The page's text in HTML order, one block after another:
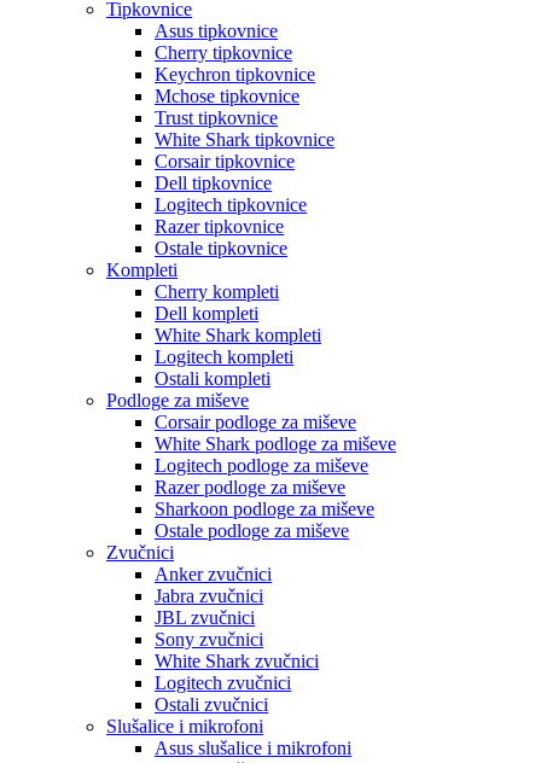
Tipkovnice
Asus tipkovnice
Cherry tipkovnice
Keychron tipkovnice
Mchose tipkovnice
Trust tipkovnice
White Shark tipkovnice
Corsair tipkovnice
Dell tipkovnice
Logitech tipkovnice
Razer tipkovnice
Ostale tipkovnice
Kompleti
Cherry kompleti
Dell kompleti
White Shark kompleti
Logitech kompleti
Ostali kompleti
Podloge za miševe
Corsair podloge za miševe
White Shark podloge za miševe
Logitech podloge za miševe
Razer podloge za miševe
Sharkoon podloge za miševe
Ostale podloge za miševe
Zvučnici
Anker zvučnici
Jabra zvučnici
JBL zvučnici
Sony zvučnici
White Shark zvučnici
Logitech zvučnici
Ostali zvučnici
Slušalice i mikrofoni
Asus slušalice i mikrofoni